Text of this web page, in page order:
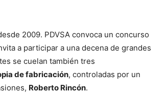
2009. PDVSA convoca un concurso
a participar a una decena de grandes
se cuelan también tres
de fabricación, controladas por un
Roberto Rincón.